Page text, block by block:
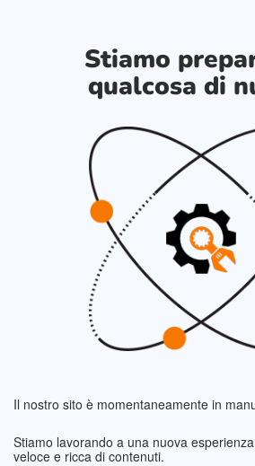
Stiamo
qualcosa di
Il nostro sito è momentaneamente in
Stiamo lavorando a una nuova
veloce e ricca di contenuti.